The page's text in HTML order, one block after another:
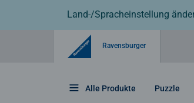
Land-/Spracheinstellung
Ravensburger
Alle Produkte Puzzle